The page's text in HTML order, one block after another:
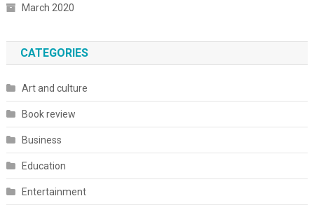
March 2020
CATEGORIES
Art and culture
Book review
Business
Education
Entertainment